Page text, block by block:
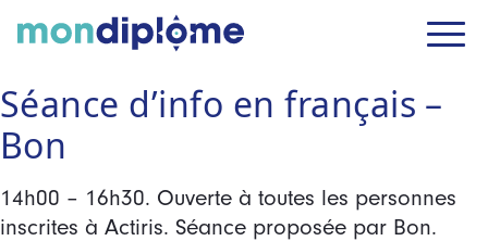
Séance d’info en français –
Bon
14h00 – 16h30. Ouverte à toutes les personnes
inscrites à Actiris. Séance proposée par Bon.